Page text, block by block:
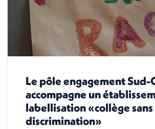
Le pôle engagement Sud-
accompagne un
labellisation «collège sans
discrimination»